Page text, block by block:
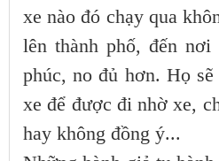
xe nào đó chạy qua
lên thành phố, đến nơi
phúc, no đủ hơn. Họ
xe để được đi nhờ xe,
hay không đồng ý...